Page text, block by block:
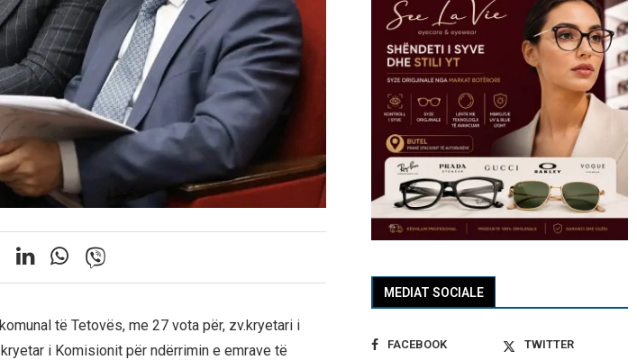
të Tetovës, me 27 vota për, zv.kryetari i
i Komisionit për ndërrimin e emrave të
MEDIAT SOCIALE
FACEBOOK
TWITTER